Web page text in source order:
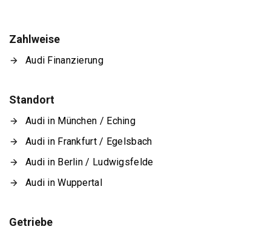
Zahlweise
Audi Finanzierung
Standort
Audi in München / Eching
Audi in Frankfurt / Egelsbach
Audi in Berlin / Ludwigsfelde
Audi in Wuppertal
Getriebe